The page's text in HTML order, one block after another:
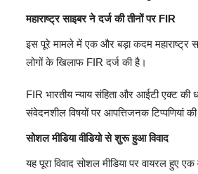
महाराष्ट्र साइबर ने दर्ज की तीनों पर FIR
इस पूरे मामले में एक और बड़ा कदम महाराष्ट्र
लोगों के खिलाफ FIR दर्ज की है।
FIR भारतीय न्याय संहिता और आईटी एक्ट
संवेदनशील विषयों पर आपत्तिजनक टिप्पणियां
सोशल मीडिया वीडियो से शुरू हुआ विवाद
यह पूरा विवाद सोशल मीडिया पर वायरल हुए